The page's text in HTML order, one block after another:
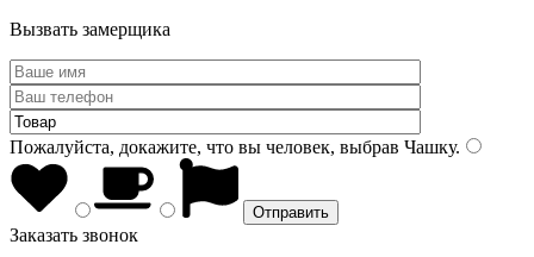
Вызвать замерщика
Пожалуйста, докажите, что вы человек, выбрав Чашку.
Заказать звонок